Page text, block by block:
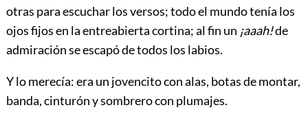
otras para escuchar los versos; todo el mundo tenía los
ojos fijos en la entreabierta cortina; al fin un ¡aaah!de
admiración se escapó de todos los labios.
Y lo merecía: era un jovencito con alas, botas de montar,
banda, cinturón y sombrero con plumajes.